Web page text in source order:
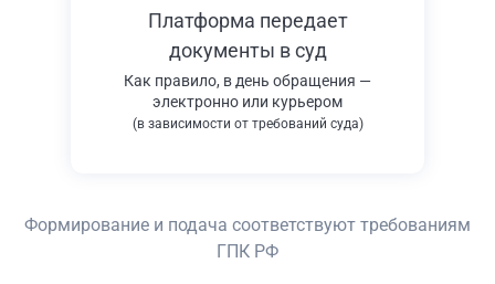
Платформа передает
документы в суд
Как правило, в день обращения —
электронно или курьером
(в зависимости от требований суда)
Формирование и подача соответствуют требованиям
ГПК РФ